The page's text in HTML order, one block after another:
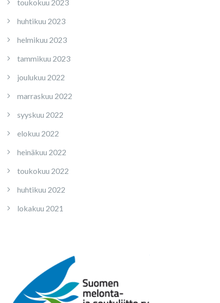
toukokuu 2023
huhtikuu 2023
helmikuu 2023
tammikuu 2023
joulukuu 2022
marraskuu 2022
syyskuu 2022
elokuu 2022
heinäkuu 2022
toukokuu 2022
huhtikuu 2022
lokakuu 2021